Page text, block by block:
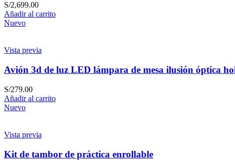
S/2,699.00
Añadir al carrito
Nuevo
Vista previa
Avión 3d de luz LED lámpara de mesa ilusión óptica
S/279.00
Añadir al carrito
Nuevo
Vista previa
Kit de tambor de práctica enrollable